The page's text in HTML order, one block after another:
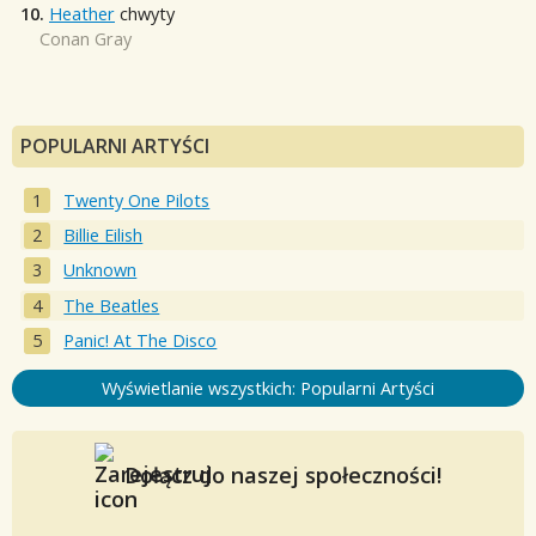
10. Heather chwyty
Conan Gray
POPULARNI ARTYŚCI
Twenty One Pilots
Billie Eilish
Unknown
The Beatles
Panic! At The Disco
Wyświetlanie wszystkich: Popularni Artyści
Dołącz do naszej społeczności!